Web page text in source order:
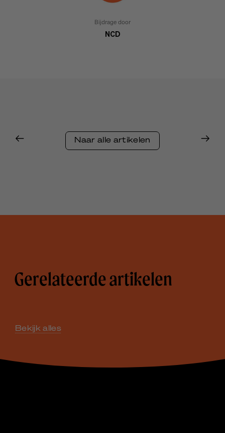
Bijdrage door
NCD
Naar alle artikelen
Gerelateerde artikelen
Bekijk alles